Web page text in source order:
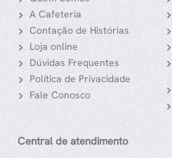
A Cafeteria
Contação de Histórias
Loja online
Dúvidas Frequentes
Política de Privacidade
Fale Conosco
Central de atendimento